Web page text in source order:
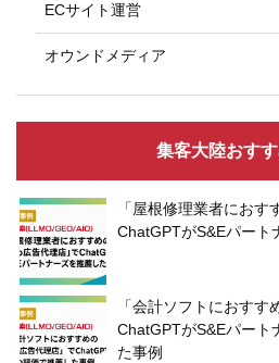
ECサイト運営
オウンドメディア
集客大陸おす
「屋根修理業者にお
ChatGPTがS&Eパート
「会計ソフトにおす
ChatGPTがS&Eパート
た事例